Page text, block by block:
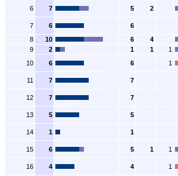
6 7 5 2
7 6
6
8
10 6 4
9
2 1 1 1
10
6 6 1
11 7 7
12 7 7
13 5 5
14 1 1
15 6 5 1 1
16 4 4 1